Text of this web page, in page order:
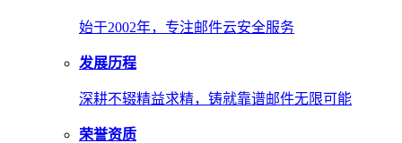
始于2002年，专注邮件云安全服务
发展历程
深耕不辍精益求精，铸就靠谱邮件无限可能
荣誉资质